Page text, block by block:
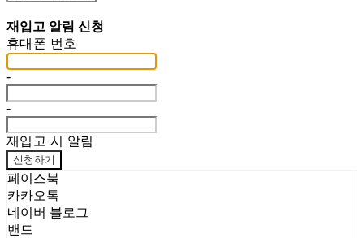
재입고 알림 신청
휴대폰 번호
-
-
재입고 시 알림
신청하기
페이스북
카카오톡
네이버 블로그
밴드